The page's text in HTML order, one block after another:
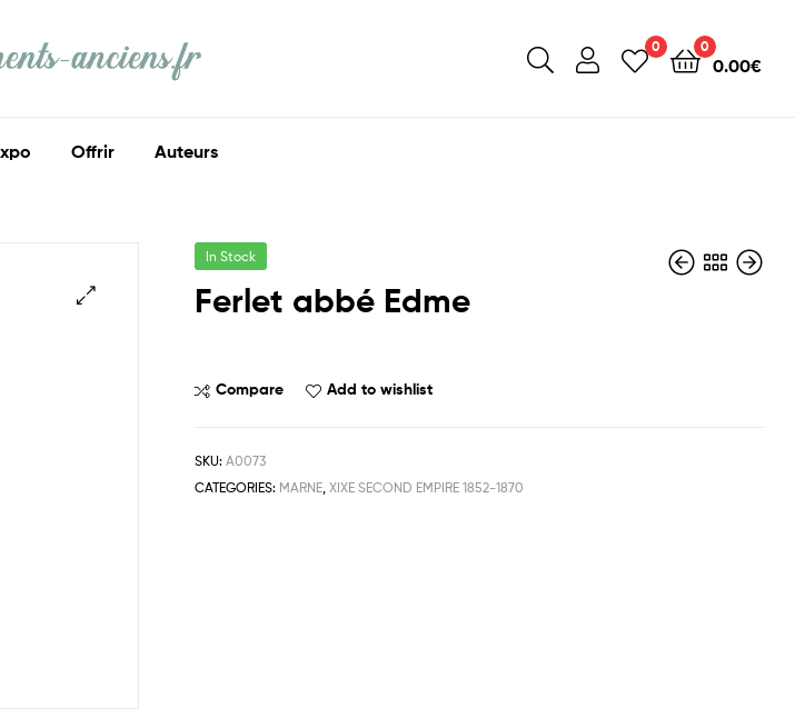
0 0
0.00€
Offrir Auteurs
In Stock
Ferlet abbé Edme
Compare Add to wishlist
SKU:A0073
CATEGORIES: MARNE,XIXE SECOND EMPIRE 1852-1870